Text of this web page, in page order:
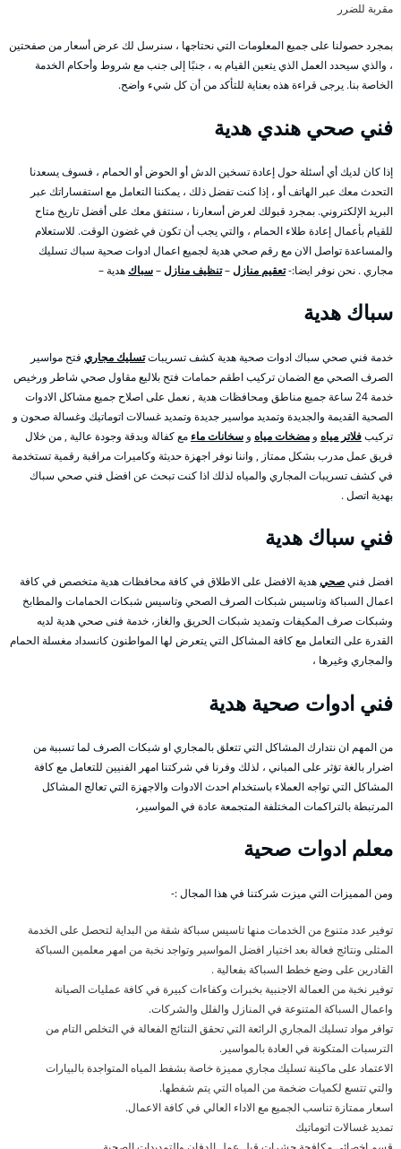
مقربة للضرر
بمجرد حصولنا على جميع المعلومات التي نحتاجها ، سنرسل لك عرض أسعار من صفحتين
، والذي سيحدد العمل الذي يتعين القيام به ، جنبًا إلى جنب مع شروط وأحكام الخدمة
الخاصة بنا. يرجى قراءة هذه بعناية للتأكد من أن كل شيء واضح.
فني صحي هندي هدية
إذا كان لديك أي أسئلة حول إعادة تسخين الدش أو الحوض أو الحمام ، فسوف يسعدنا
التحدث معك عبر الهاتف أو ، إذا كنت تفضل ذلك ، يمكننا التعامل مع استفساراتك عبر
البريد الإلكتروني. بمجرد قبولك لعرض أسعارنا ، سنتفق معك على أفضل تاريخ متاح
للقيام بأعمال إعادة طلاء الحمام ، والتي يجب أن تكون في غضون الوقت. للاستعلام
والمساعدة تواصل الان مع رقم صحي هدية لجميع اعمال ادوات صحية سباك تسليك
مجاري . نحن نوفر ايضا:-تعقيم منازل–تنظيف منازل–سباك هدية –
سباك هدية
خدمة فني صحي سباك ادوات صحية هدية كشف تسريباتتسليك مجاري فتح مواسير
الصرف الصحي مع الضمان تركيب اطقم حمامات فتح بلاليع مقاول صحي شاطر ورخيص
خدمة 24 ساعة جميع مناطق ومحافظات هدية , نعمل على اصلاح جميع مشاكل الادوات
الصحية القديمة والجديدة وتمديد مواسير جديدة وتمديد غسالات اتوماتيك وغسالة صحون و
تركيبفلاتر مياه و مضخات مياه و سخانات ماء مع كفالة وبدقة وجودة عالية , من خلال
فريق عمل مدرب بشكل ممتاز , واننا نوفر اجهزة حديثة وكاميرات مراقبة رقمية تستخدمة
في كشف تسريبات المجاري والمياه لذلك اذا كنت تبحث عن افضل فني صحي سباك
بهدية اتصل .
فني سباك هدية
افضل فنيصحيهدية الافضل على الاطلاق في كافة محافظات هدية متخصص في كافة
اعمال السباكة وتاسيس شبكات الصرف الصحي وتاسيس شبكات الحمامات والمطابخ
وشبكات صرف المكيفات وتمديد شبكات الحريق والغاز، خدمة فنى صحي هدية لديه
القدرة على التعامل مع كافة المشاكل التي يتعرض لها المواطنون كانسداد مغسلة الحمام
والمجاري وغيرها ،
فني ادوات صحية هدية
من المهم ان نتدارك المشاكل التي تتعلق بالمجاري او شبكات الصرف لما تسببة من
اضرار بالغة تؤثر على المباني ، لذلك وفرنا في شركتنا امهر الفنيين للتعامل مع كافة
المشاكل التي تواجه العملاء باستخدام احدث الادوات والاجهزة التي تعالج المشاكل
المرتبطة بالتراكمات المختلفة المتجمعة عادة في المواسير،
معلم ادوات صحية
ومن المميزات التي ميزت شركتنا في هذا المجال :-
توفير عدد متنوع من الخدمات منها تاسيس سباكة شقة من البداية لتحصل على الخدمة
المثلى ونتائج فعالة بعد اختيار افضل المواسير وتواجد نخبة من امهر معلمين السباكة
القادرين على وضع خطط السباكة بفعالية .
توفير نخبة من العمالة الاجنبية بخبرات وكفاءات كبيرة في كافة عمليات الصيانة
واعمال السباكة المتنوعة في المنازل والفلل والشركات.
توافر مواد تسليك المجاري الرائعة التي تحقق النتائج الفعالة في التخلص التام من
الترسبات المتكونة في العادة بالمواسير.
الاعتماد على ماكينة تسليك مجاري مميزة خاصة بشفط المياه المتواجدة بالبيارات
والتي تتسع لكميات ضخمة من المياه التي يتم شفطها.
اسعار ممتازة تناسب الجميع مع الاداء العالي في كافة الاعمال.
تمديد غسالات اتوماتيك